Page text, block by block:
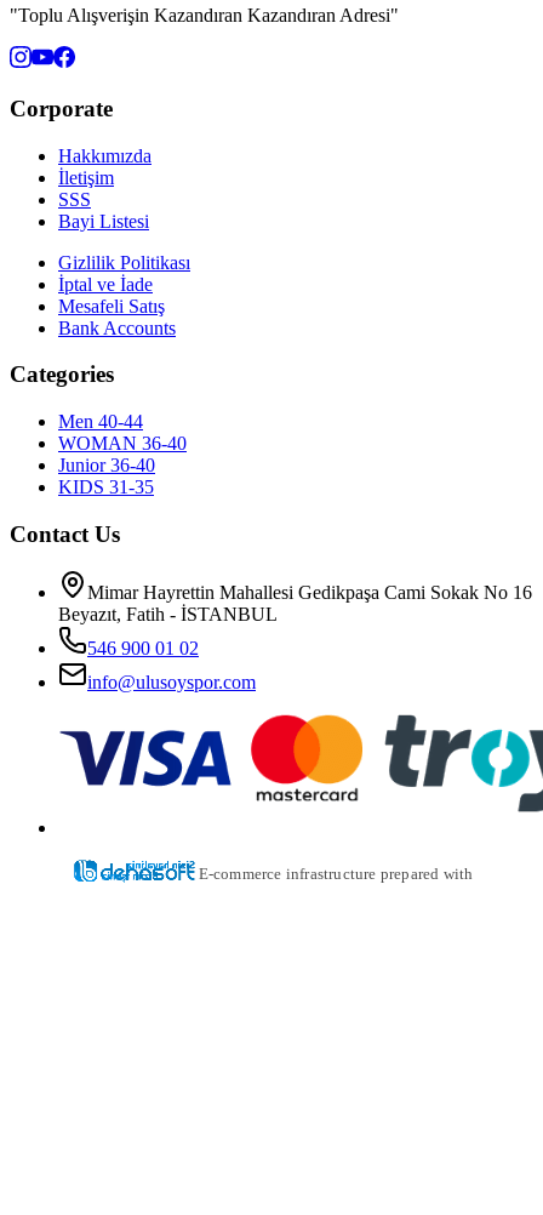
"Toplu Alışverişin Kazandıran Kazandıran Adresi"
Corporate
Hakkımızda
İletişim
SSS
Bayi Listesi
Gizlilik Politikası
İptal ve İade
Mesafeli Satış
Bank Accounts
Categories
Men 40-44
WOMAN 36-40
Junior 36-40
KIDS 31-35
Contact Us
Mimar Hayrettin Mahallesi Gedikpaşa Cami Sokak No 16
Beyazıt, Fatih - İSTANBUL
546 900 01 02
info@ulusoyspor.com
E-commerce infrastructure prepared with